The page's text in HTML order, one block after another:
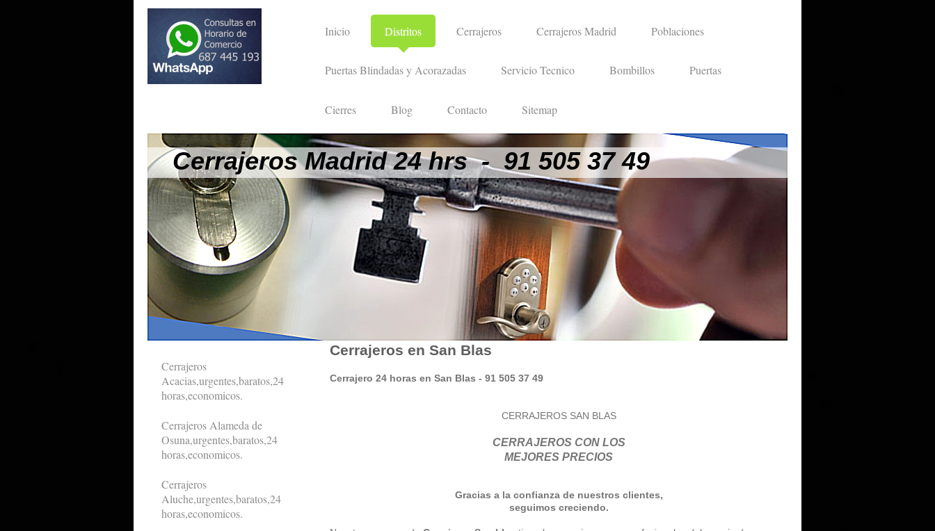
Inicio Distritos Cerrajeros Cerrajeros Madrid Poblaciones
Puertas Blindadas y Acorazadas Servicio Tecnico Bombillos Puertas
Cierres Blog Contacto Sitemap
Cerrajeros Madrid 24 hrs - 91 505 37 49
Cerrajeros en San Blas
Cerrajero 24 horas en San Blas - 91 505 37 49
CERRAJEROS SAN BLAS
CERRAJEROS CON LOS
MEJORES PRECIOS
Gracias a la confianza de nuestros clientes,
seguimos creciendo.
Cerrajeros
Acacias,urgentes,baratos,24
horas,economicos.
Cerrajeros Alameda de
Osuna,urgentes,baratos,24
horas,economicos.
Cerrajeros
Aluche,urgentes,baratos,24
horas,economicos.